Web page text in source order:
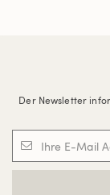
Der Newsletter